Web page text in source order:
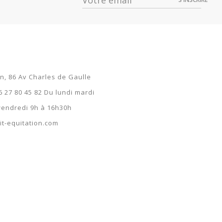
86 Av Charles de Gaulle
27 80 45 82 Du lundi mardi
9h à 16h30h
equitation.com